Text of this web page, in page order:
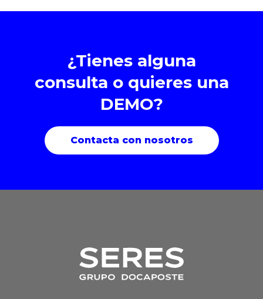
¿Tienes alguna
consulta o quieres una
DEMO?
Contacta con nosotros